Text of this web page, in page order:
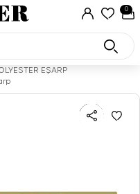
0
EŞARP